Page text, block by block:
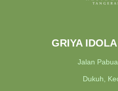
GRIYA
Jalan
Dukuh,